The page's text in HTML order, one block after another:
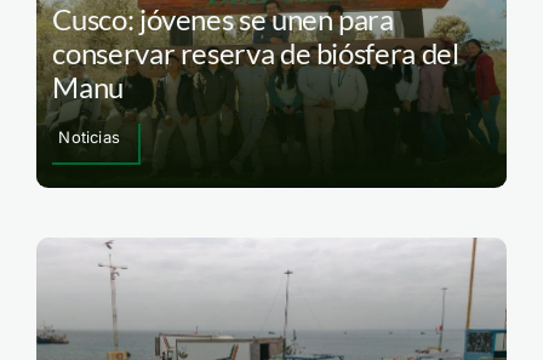
Cusco: jóvenes se unen para
conservar reserva de biósfera del
Manu
Noticias